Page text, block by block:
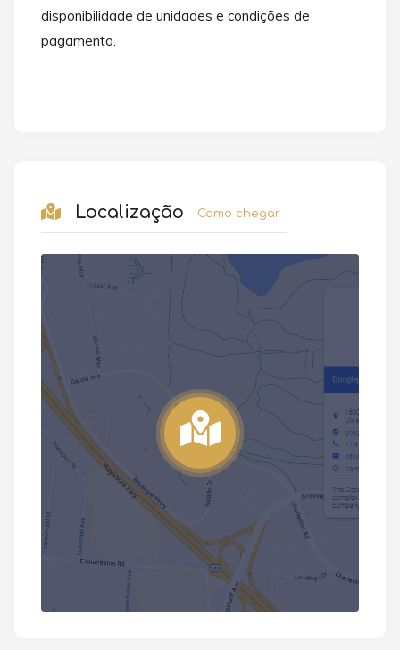
disponibilidade de unidades e condições de
pagamento.
Localização Como chegar